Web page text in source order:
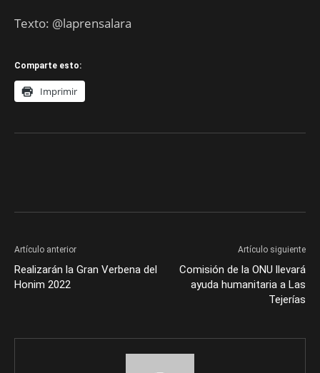
Texto: @laprensalara
Comparte esto:
Imprimir
Artículo anterior
Realizarán la Gran Verbena del
Honim 2022
Artículo siguiente
Comisión de la ONU llevará
ayuda humanitaria a Las
Tejerías